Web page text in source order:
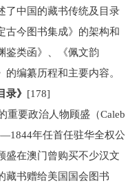
了中国的藏书传统及目录
古今图书集成》的架构和
鉴类函》、《佩文韵
编纂历程和主要内容。
录》 [178]
重要政治人物顾盛（Caleb
年任首任驻华全权公
盛在澳门曾购买不少汉文
藏书赠给美国国会图书